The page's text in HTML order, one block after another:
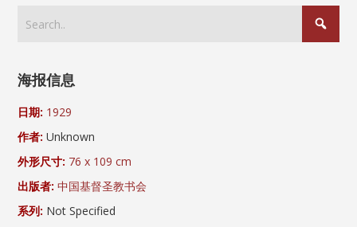
海报信息
日期: 1929
作者: Unknown
外形尺寸: 76 x 109 cm
出版者: 中国基督圣教书会
系列: Not Specified